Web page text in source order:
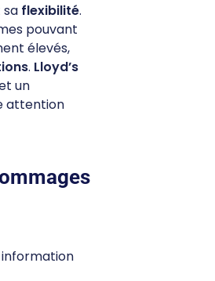
flexibilité.
pouvant
élevés,
. Lloyd’s
un
attention
information